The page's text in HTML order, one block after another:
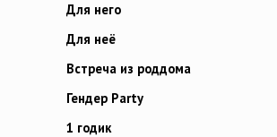
Для него
Для неё
Встреча из роддома
Гендер Party
1 годик